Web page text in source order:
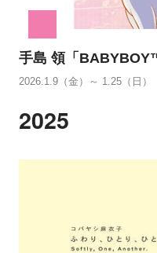
手島 領「
2026.1.9（金）～ 1.25（日）
2025